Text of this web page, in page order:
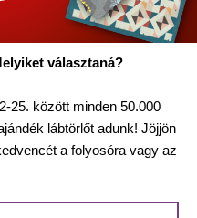
választaná?
25. között minden 50.000
lábtörlőt adunk! Jöjjön
a folyosóra vagy az